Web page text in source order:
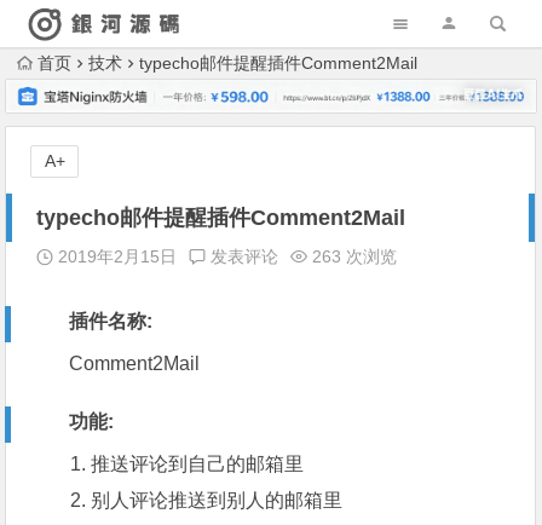
首页 技术 typecho邮件提醒插件Comment2Mail
typecho邮件提醒插件Comment2Mail
2019年2月15日 发表评论 263 次浏览
插件名称:
Comment2Mail
功能:
推送评论到自己的邮箱里
别人评论推送到别人的邮箱里
A+